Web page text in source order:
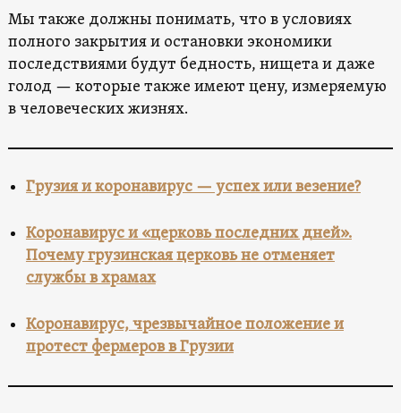
Мы также должны понимать, что в условиях
полного закрытия и остановки экономики
последствиями будут бедность, нищета и даже
голод — которые также имеют цену, измеряемую
в человеческих жизнях.
Грузия и коронавирус — успех или везение?
Коронавирус и «церковь последних дней».
Почему грузинская церковь не отменяет
службы в храмах
Коронавирус, чрезвычайное положение и
протест фермеров в Грузии